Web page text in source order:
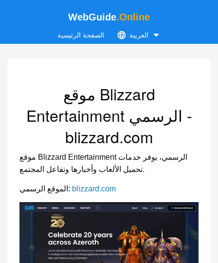
WebGuide.Online
الصفحة الرئيسية العربية
موقع Blizzard
Entertainment الرسمي -
blizzard.com
موقع Blizzard Entertainment الرسمي، يوفر خدمات
تحميل الألعاب وأخبارها وتفاعل المجتمع.
الموقع الرسمي: blizzard.com